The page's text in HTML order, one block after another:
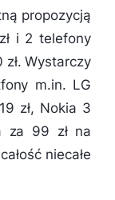
propozycją
i 2 telefony
Wystarczy
m.in. LG
zł, Nokia 3
za 99 zł na
niecałe